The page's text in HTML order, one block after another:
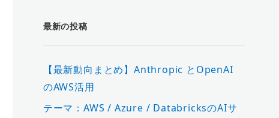
最新の投稿
【最新動向まとめ】Anthropic とOpenAI
のAWS活用
テーマ：AWS / Azure / DatabricksのAIサ